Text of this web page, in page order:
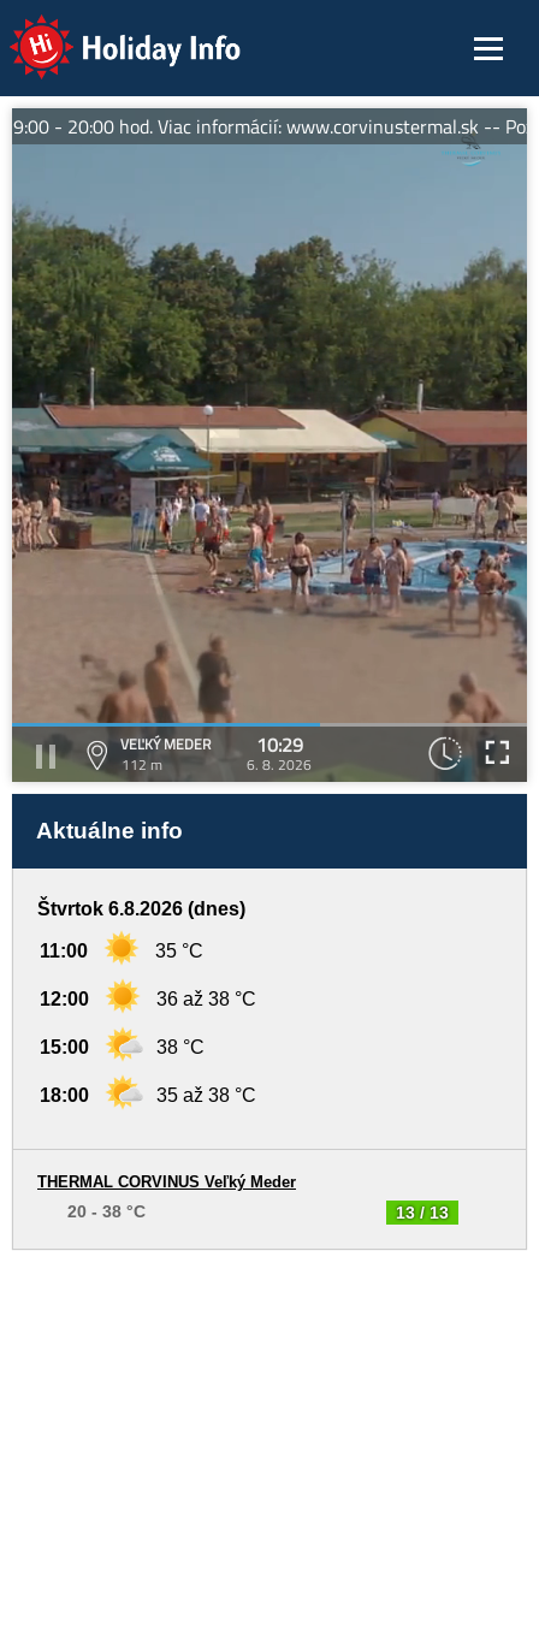
Holiday Info
- 20:00 hod. Viac informácií: www.corvinustermal.sk --
VEĽKÝ MEDER
112 m
10:29
6. 8. 2026
Aktuálne info
Štvrtok 6.8.2026 (dnes)
11:00 35 °C
12:00 36 až 38 °C
15:00 38 °C
18:00 35 až 38 °C
13 / 13
THERMAL CORVINUS Veľký Meder
20 - 38 °C